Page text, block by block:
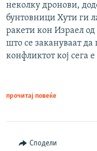
неколку дронови,
бунтовници Хути ги
ракети кон Израел од
што се закануваат
конфликтот кој сега е
прочитај повеќе
Сподели